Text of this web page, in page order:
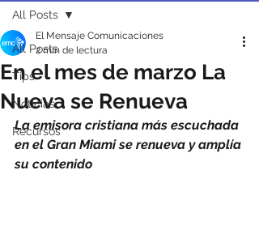
All Posts
Tips
Noticias
Recursos
All Posts
En el mes de marzo La
Nueva se Renueva
El Mensaje Comunicaciones
2 min de lectura
La emisora cristiana más escuchada
en el Gran Miami se renueva y amplía
su contenido